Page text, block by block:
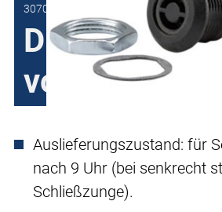
3070-7504-16-33
Drehriegel
vormontiert
Auslieferungszustand: für
nach 9 Uhr (bei senkrecht
Schließzunge).